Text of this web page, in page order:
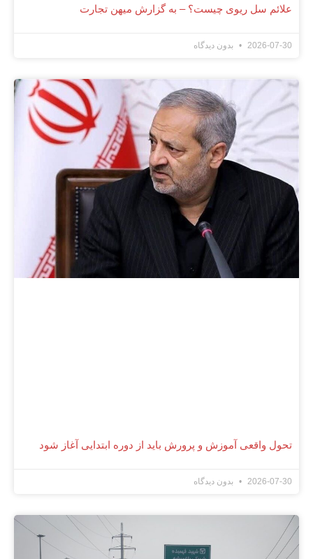
علائم سل ریوی چیست؟ – به گزارش میهن تجارت
2026-07-30 بدون دیدگاه
تحول واقعی آموزش و پرورش باید از دوره ابتدایی آغاز شود
2026-07-30 بدون دیدگاه